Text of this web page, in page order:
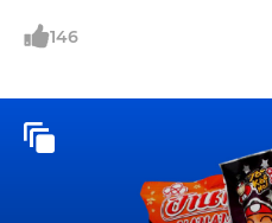
재적의원 3분의 2 이상의 찬성을 얻
146